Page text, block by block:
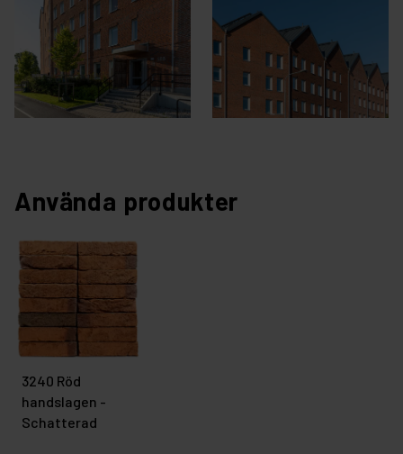
Använda produkter
3240 Röd
handslagen -
Schatterad